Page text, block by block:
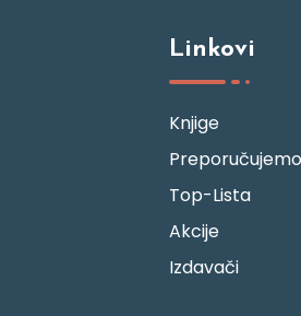
Linkovi
Knjige
Preporučujemo
Top-Lista
Akcije
Izdavači